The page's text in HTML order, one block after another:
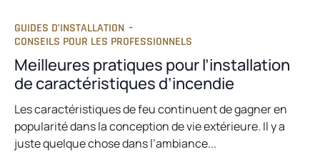
GUIDES D’INSTALLATION –
CONSEILS POUR LES PROFESSIONNELS
Meilleures pratiques pour l’installation
de caractéristiques d’incendie
Les caractéristiques de feu continuent de gagner en
popularité dans la conception de vie extérieure. Il y a
juste quelque chose dans l’ambiance...